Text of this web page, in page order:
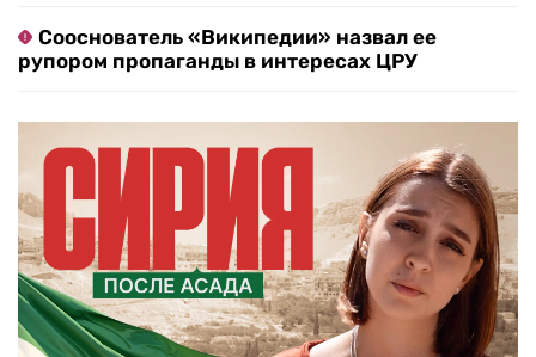
Сооснователь «Википедии» назвал ее
рупором пропаганды в интересах ЦРУ